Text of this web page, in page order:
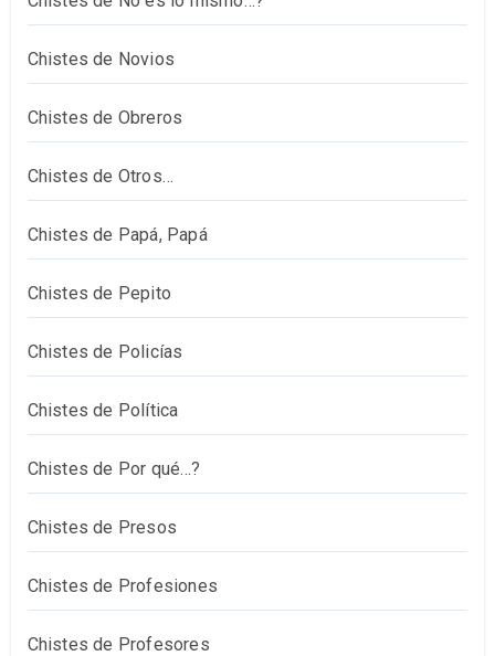
Chistes de Novios
Chistes de Obreros
Chistes de Otros…
Chistes de Papá, Papá
Chistes de Pepito
Chistes de Policías
Chistes de Política
Chistes de Por qué…?
Chistes de Presos
Chistes de Profesiones
Chistes de Profesores